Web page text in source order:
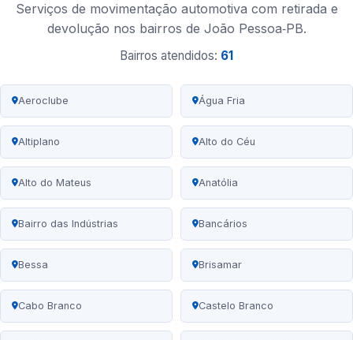
Serviços de movimentação automotiva com retirada e
devolução nos bairros de João Pessoa‑PB.
Bairros atendidos: 61
Aeroclube Água Fria
Altiplano Alto do Céu
Alto do Mateus Anatólia
Bairro das Indústrias Bancários
Bessa Brisamar
Cabo Branco Castelo Branco